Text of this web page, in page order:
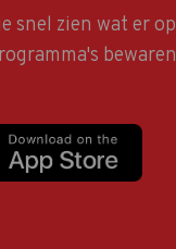
snel zien wat er op
bewaren